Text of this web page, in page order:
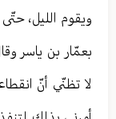
ويقوم الليل،
بعمّار بن ياسر
لا تظنّي أنّ